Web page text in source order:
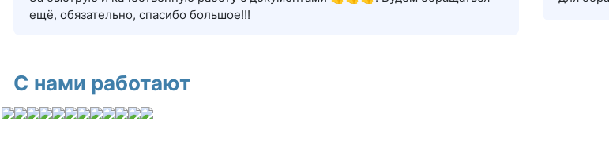
ещё, обязательно, спасибо большое!!!
С нами работают